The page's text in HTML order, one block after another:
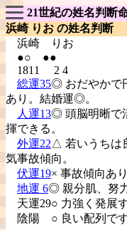
21世紀の姓名判断
浜崎 りお の姓名判断
浜崎
りお
●○ ●●
1811 2 4
総運35◎ おだやかで
あり。結婚運◎。
人運13◎ 頭脳明晰で
揮できる。
外運22△ 若いうちは
気事故傾向。
伏運19× 事故傾向あり
地運 6◎ 親分肌、努
天運29○ 力強く発展す
陰陽 ○ 良い配列です